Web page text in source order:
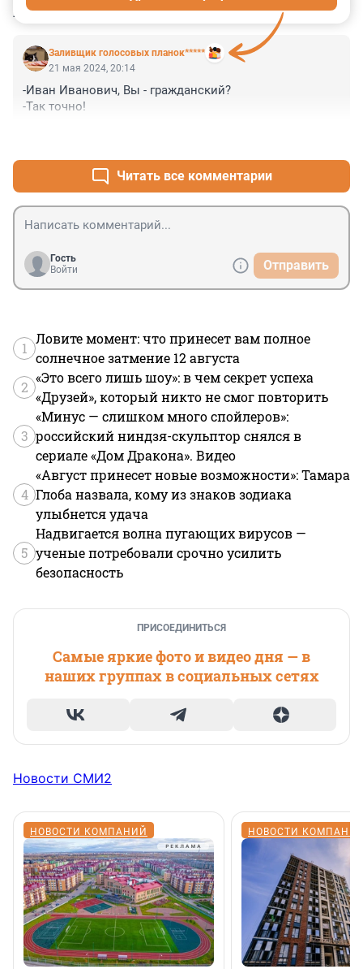
КОММЕНТАРИИ 3
Заливщик голосовых планок*****
21 мая 2024, 20:14
-Иван Иванович, Вы - гражданский?
-Так точно!
Читать все комментарии
Гость
Войти
Отправить
1
Ловите момент: что принесет вам полное
солнечное затмение 12 августа
2
«Это всего лишь шоу»: в чем секрет успеха
«Друзей», который никто не смог повторить
3
«Минус — слишком много спойлеров»:
российский ниндзя-скульптор снялся в
сериале «Дом Дракона». Видео
4
«Август принесет новые возможности»: Тамара
Глоба назвала, кому из знаков зодиака
улыбнется удача
5
Надвигается волна пугающих вирусов —
ученые потребовали срочно усилить
безопасность
ПРИСОЕДИНИТЬСЯ
Самые яркие фото и видео дня — в
наших группах в социальных сетях
Новости СМИ2
НОВОСТИ КОМПАНИЙ НОВОСТИ